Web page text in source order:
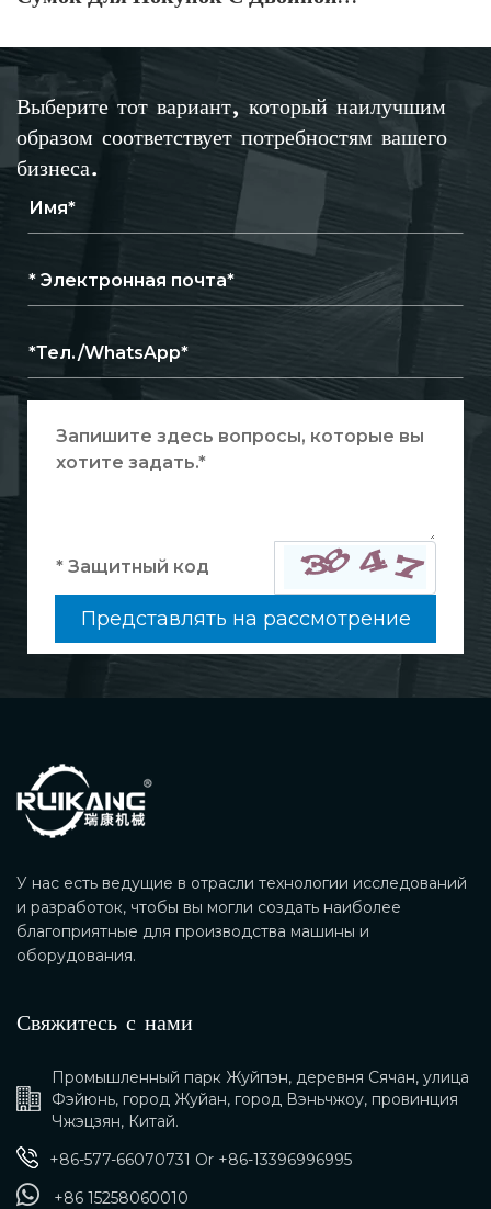
Направляющей
Выберите тот вариант, который наилучшим
образом соответствует потребностям вашего
бизнеса.
Представлять на рассмотрение
У нас есть ведущие в отрасли технологии исследований
и разработок, чтобы вы могли создать наиболее
благоприятные для производства машины и
оборудования.
Свяжитесь с нами
Промышленный парк Жуйпэн, деревня Сячан, улица
Фэйюнь, город Жуйан, город Вэньчжоу, провинция
Чжэцзян, Китай.
+86-577-66070731 Or +86-13396996995
+86 15258060010